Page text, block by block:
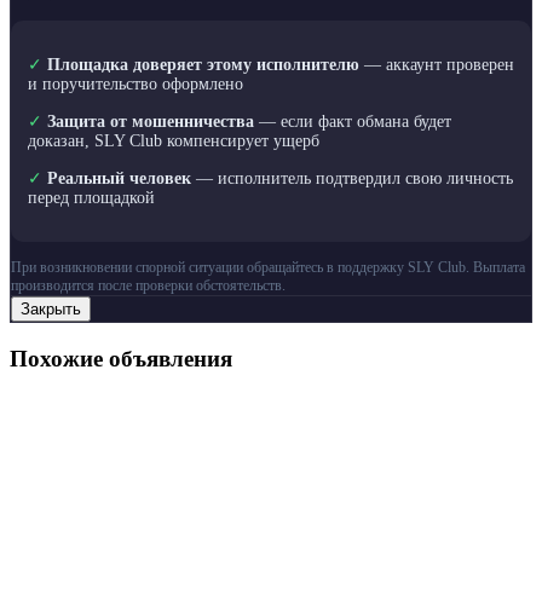
✓ Площадка доверяет этому исполнителю — аккаунт проверен
и поручительство оформлено
✓ Защита от мошенничества — если факт обмана будет
доказан, SLY Club компенсирует ущерб
✓ Реальный человек — исполнитель подтвердил свою личность
перед площадкой
При возникновении спорной ситуации обращайтесь в поддержку SLY Club. Выплата
производится после проверки обстоятельств.
Закрыть
Похожие объявления